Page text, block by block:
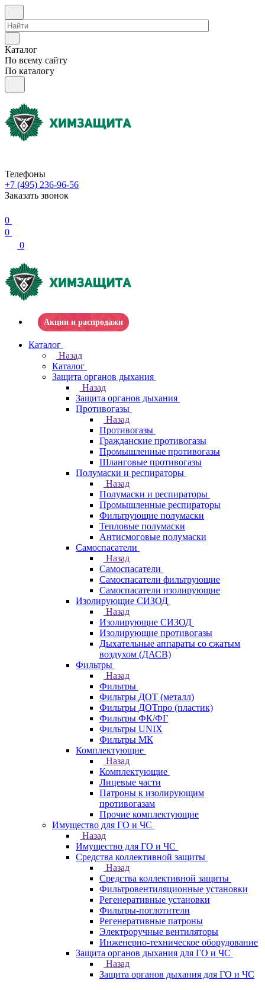
Каталог
По всему сайту
По каталогу
Телефоны
+7 (495) 236-96-56
Заказать звонок
0
0
0
Акции и распродажи
Каталог
Назад
Каталог
Защита органов дыхания
Назад
Защита органов дыхания
Противогазы
Назад
Противогазы
Гражданские противогазы
Промышленные противогазы
Шланговые противогазы
Полумаски и респираторы
Назад
Полумаски и респираторы
Промышленные респираторы
Фильтрующие полумаски
Тепловые полумаски
Антисмоговые полумаски
Самоспасатели
Назад
Самоспасатели
Самоспасатели фильтрующие
Самоспасатели изолирующие
Изолирующие СИЗОД
Назад
Изолирующие СИЗОД
Изолирующие противогазы
Дыхательные аппараты со сжатым
воздухом (ДАСВ)
Фильтры
Назад
Фильтры
Фильтры ДОТ (металл)
Фильтры ДОТпро (пластик)
Фильтры ФК/ФГ
Фильтры UNIX
Фильтры МК
Комплектующие
Назад
Комплектующие
Лицевые части
Патроны к изолирующим
противогазам
Прочие комплектующие
Имущество для ГО и ЧС
Назад
Имущество для ГО и ЧС
Средства коллективной защиты
Назад
Средства коллективной защиты
Фильтровентиляционные установки
Регенеративные установки
Фильтры-поглотители
Регенеративные патроны
Электроручные вентиляторы
Инженерно-техническое оборудование
Защита органов дыхания для ГО и ЧС
Назад
Защита органов дыхания для ГО и ЧС